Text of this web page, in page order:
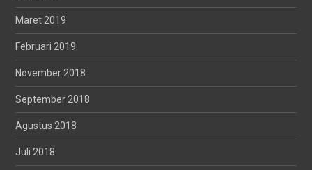
Maret 2019
Februari 2019
November 2018
September 2018
Agustus 2018
Juli 2018